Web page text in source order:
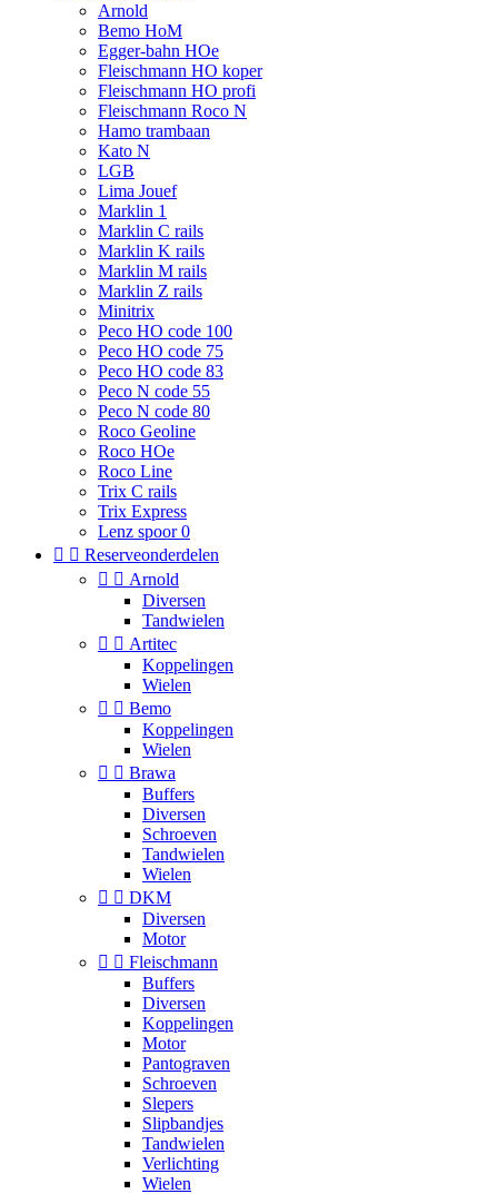
Arnold
Bemo HoM
Egger-bahn HOe
Fleischmann HO koper
Fleischmann HO profi
Fleischmann Roco N
Hamo trambaan
Kato N
LGB
Lima Jouef
Marklin 1
Marklin C rails
Marklin K rails
Marklin M rails
Marklin Z rails
Minitrix
Peco HO code 100
Peco HO code 75
Peco HO code 83
Peco N code 55
Peco N code 80
Roco Geoline
Roco HOe
Roco Line
Trix C rails
Trix Express
Lenz spoor 0
  Reserveonderdelen
  Arnold
Diversen
Tandwielen
  Artitec
Koppelingen
Wielen
  Bemo
Koppelingen
Wielen
  Brawa
Buffers
Diversen
Schroeven
Tandwielen
Wielen
  DKM
Diversen
Motor
  Fleischmann
Buffers
Diversen
Koppelingen
Motor
Pantograven
Schroeven
Slepers
Slipbandjes
Tandwielen
Verlichting
Wielen